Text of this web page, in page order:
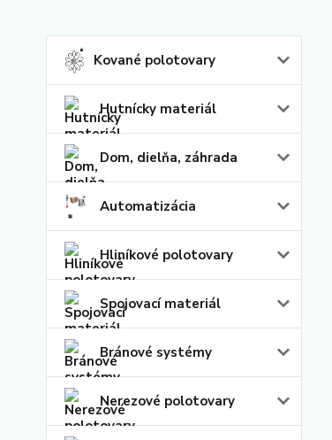
Kované polotovary
Hutnícky materiál
Dom, dielňa, záhrada
Automatizácia
Hliníkové polotovary
Spojovací materiál
Bránové systémy
Nerezové polotovary